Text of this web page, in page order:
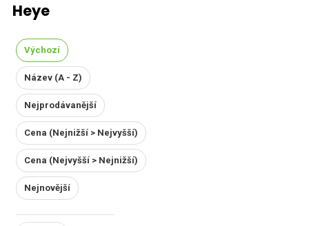
Heye
Výchozí
Název (A - Z)
Nejprodávanější
Cena (Nejnižší > Nejvyšší)
Cena (Nejvyšší > Nejnižší)
Nejnovější